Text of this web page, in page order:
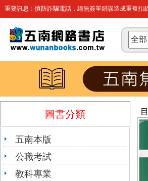
重要訊息：慎防詐騙電話，絕無簽單錯誤造成重複扣
圖書分類
五南本版
公職考試
教科專業